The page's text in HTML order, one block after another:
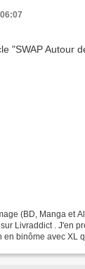
(BD, Manga et
Livraddict . J'en
en binôme avec XL